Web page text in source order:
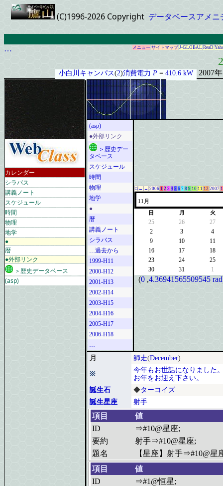
(C)1996-2026 Copyright データベースアメニ
… メニュー サイトマップ J-GLOBAL ReaD
小白川キャンパス(2)消費電力 P= 410.6 kW 2007
カレンダー
シラバス
講義ノート
スケジュール
時間
物理
地学
●
暦
●外部リンク
＞歴史データベース
(asp)
(asp)
●外部リンク
＞歴史デー
タベース
スケジュール
時間
物理
地学
●
暦
講義ノート
シラバス
…過去から
1999-H11
2000-H12
2001-H13
2002-H14
2003-H15
2004-H16
2005-H17
2006-H18
…
□ ← → 2006 1 2 3 4 5 6 7 8 9 10 11 12 2007 1
11月
日 月 火
25 26
27
2
3
4
9
10
11
16
17
18
23
24
25
30
31 1
(0 ,4.36941565509545 rad
月 師走(December)
※
今年もお世話になりました
お年をお迎え下さい。
誕生石
◆ターコイズ
誕生星座
射手
項目
値
ID
⇒#10@星座;
要約
射手⇒#10@星座;
題名
【星座】射手⇒#10@星
項目
値
ID
⇒#1@恒星;